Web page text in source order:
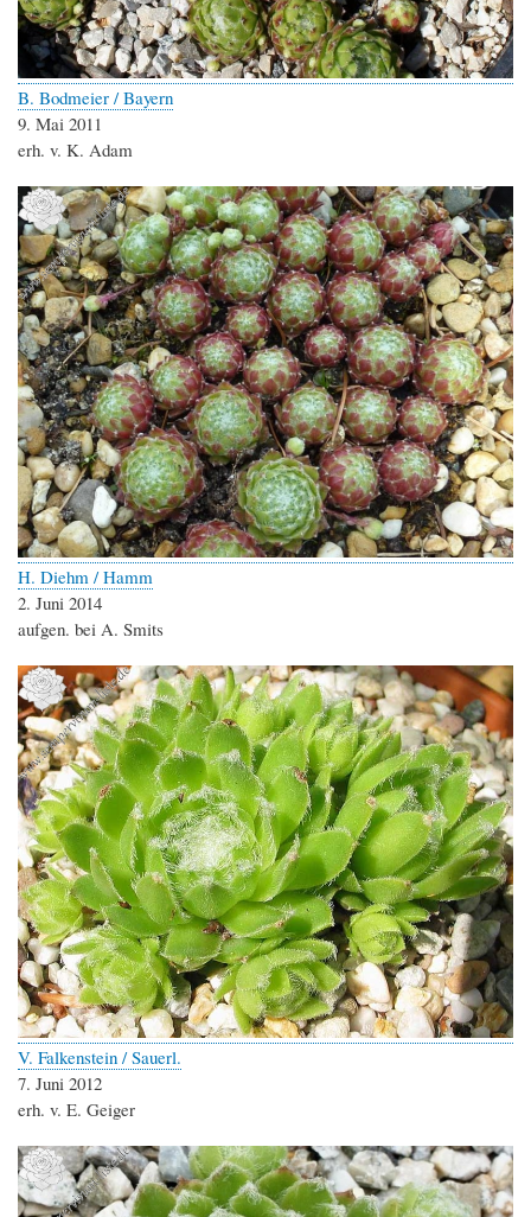
B. Bodmeier / Bayern
9. Mai 2011
erh. v. K. Adam
H. Diehm / Hamm
2. Juni 2014
aufgen. bei A. Smits
V. Falkenstein / Sauerl.
7. Juni 2012
erh. v. E. Geiger